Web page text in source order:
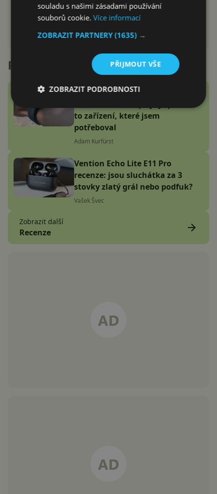
Recenze
Google Fitbit Air recenze:
to zařízení, které jsem
potřeboval
Adam Kurfürst
Vention Echo Lite E11 Pro
recenze: jsou sluchátka za 3
stovky zlatý grál nebo podfuk?
Vašek Švec
Zobrazit další
Recenze
souladu s našimi zásadami používání
souborů cookie.Více informací
ZOBRAZIT PARTNERY(1635) →
PŘIJMOUT VŠE
ZOBRAZIT PODROBNOSTI